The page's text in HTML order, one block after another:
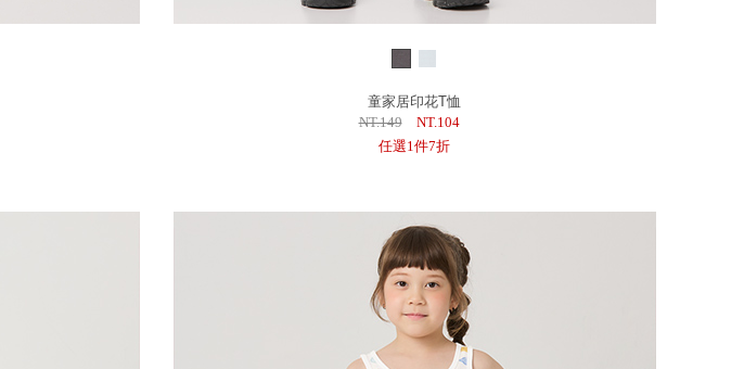
童家居印花T恤
NT.149
NT.104
任選1件7折